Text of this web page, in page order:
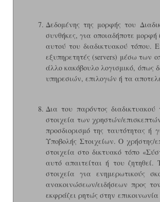
Δεδομένης της μορφής του
συνθήκες, για οποιαδήποτε
αυτού του διαδικτυακού τόπου.
εξυπηρετητές (servers) μέσω των
άλλο κακόβουλο λογισμικό, όπως
υπηρεσιών, επιλογών ή τα
Δια του παρόντος
στοιχεία των χρηστών/
προσδιορισμό της ταυτότητας ή
Υποβολής Στοιχείων. Ο
στοιχεία στο δικτυακό τόπο
αυτό απαιτείται ή του
στοιχεία για ενημερωτικούς
ανακοινώσεων/ειδήσεων προς
εκφράζει ρητώς στην